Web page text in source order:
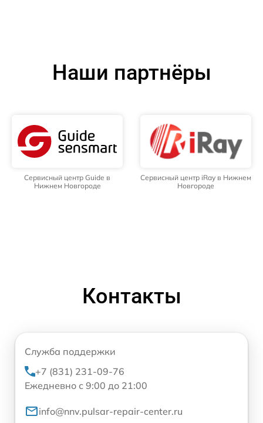
Наши партнёры
Сервисный центр Guide в
Нижнем Новгороде
Сервисный центр iRay в Нижнем
Новгороде
Контакты
Служба поддержки
+7 (831) 231-09-76
Ежедневно с 9:00 до 21:00
info@nnv.pulsar-repair-center.ru